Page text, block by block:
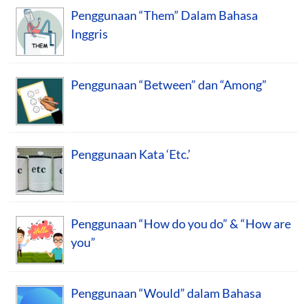
Penggunaan “Them” Dalam Bahasa
Inggris
Penggunaan “Between” dan “Among”
Penggunaan Kata ‘Etc.’
Penggunaan “How do you do” & “How are
you”
Penggunaan “Would” dalam Bahasa